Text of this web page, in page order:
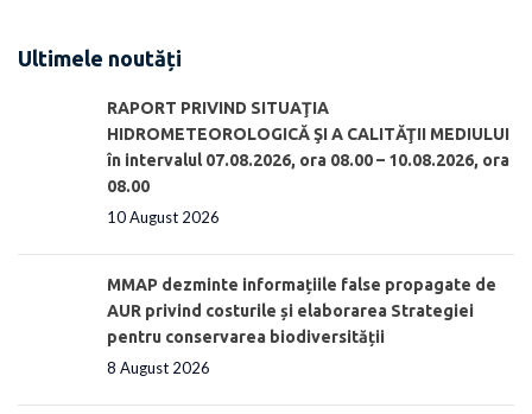
Ultimele noutăți
RAPORT PRIVIND SITUAŢIA
HIDROMETEOROLOGICĂ ŞI A CALITĂŢII MEDIULUI
în intervalul 07.08.2026, ora 08.00 – 10.08.2026, ora
08.00
10 August 2026
MMAP dezminte informațiile false propagate de
AUR privind costurile și elaborarea Strategiei
pentru conservarea biodiversității
8 August 2026